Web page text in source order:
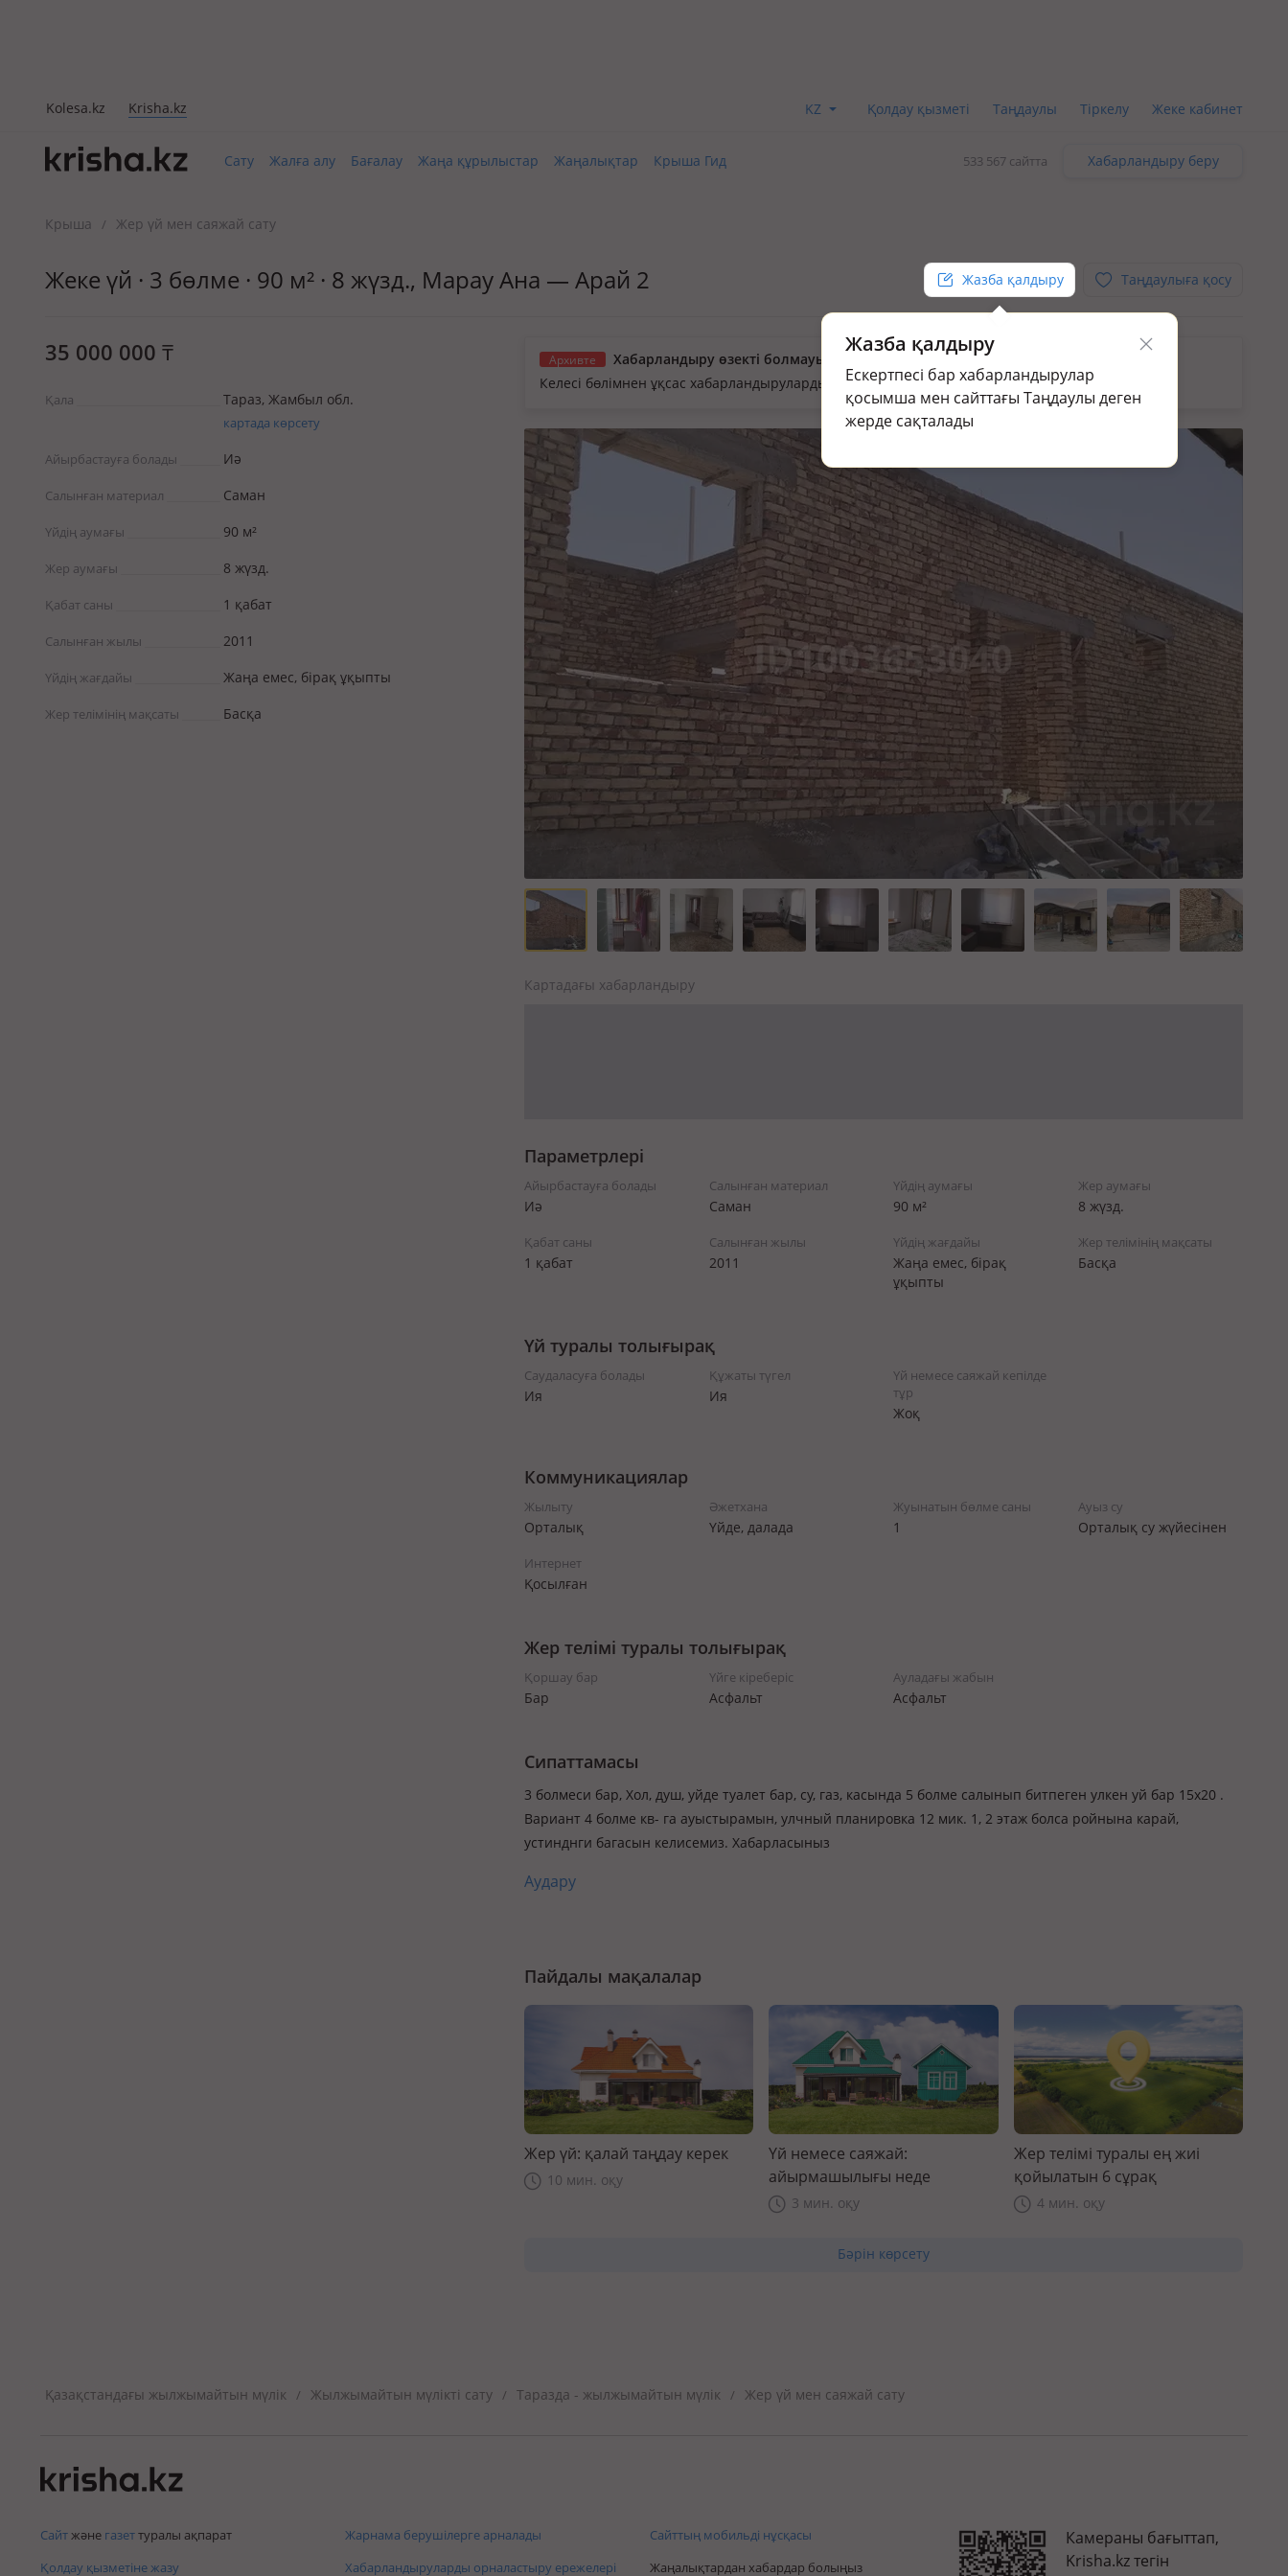
Kolesa.kz Krisha.kz KZ Қолдау қызметі Таңдаулы Тіркелу Жеке кабинет
Сату Жалға алу Бағалау Жаңа құрылыстар Жаңалықтар Крыша Гид 533 567 сайтта Хабарландыру беру
Крыша / Жер үй мен саяжай сату
Жеке үй · 3 бөлме · 90 м² · 8 жүзд., Марау Ана — Арай 2 Жазба қалдыру
Жазба қалдыру
Ескертпесі бар хабарландырулар
қосымша мен сайттағы Таңдаулы деген
жерде сақталады
Таңдаулыға қосу
35 000 000 ₸
Қала Тараз, Жамбыл обл.
картада көрсету
Айырбастауға болады Иә
Салынған материал Саман
Үйдің аумағы 90 м²
Жер аумағы 8 жүзд.
Қабат саны 1 қабат
Салынған жылы 2011
Үйдің жағдайы Жаңа емес, бірақ ұқыпты
Жер телімінің мақсаты Басқа
Архивте
Хабарландыру өзекті болмауы мүмкін.
Келесі бөлімнен ұқсас хабарландыруларды қараңыз: Жер үй мен саяжай сату в Таразе
Картадағы хабарландыру
Параметрлері
Айырбастауға болады
Иә
Салынған материал
Саман
Үйдің аумағы
90 м²
Жер аумағы
8 жүзд.
Қабат саны
1 қабат
Салынған жылы
2011
Үйдің жағдайы
Жаңа емес, бірақ
ұқыпты
Жер телімінің мақсаты
Басқа
Үй туралы толығырақ
Саудаласуға болады
Ия
Құжаты түгел
Ия
Үй немесе саяжай кепілде
тұр
Жоқ
Коммуникациялар
Жылыту
Орталық
Әжетхана
Үйде, далада
Жуынатын бөлме саны
1
Ауыз су
Орталық су жүйесінен
Интернет
Қосылған
Жер телімі туралы толығырақ
Қоршау бар
Бар
Үйге кіреберіс
Асфальт
Ауладағы жабын
Асфальт
Сипаттамасы
3 болмеси бар, Хол, душ, уйде туалет бар, су, газ, касында 5 болме салынып битпеген улкен уй бар 15х20 .
Вариант 4 болме кв- га ауыстырамын, улчный планировка 12 мик. 1, 2 этаж болса ройнына карай,
устинднги багасын келисемиз. Хабарласыныз
Аудару
Пайдалы мақалалар
Жер үй: қалай таңдау керек
10 мин. оқу
Үй немесе саяжай:
айырмашылығы неде
3 мин. оқу
Жер телімі туралы ең жиі
қойылатын 6 сұрақ
4 мин. оқу
Бәрін көрсету
Қазақстандағы жылжымайтын мүлік / Жылжымайтын мүлікті сату / Таразда - жылжымайтын мүлік / Жер үй мен саяжай сату
Сайтжәне газеттуралы ақпарат
Қолдау қызметіне жазу
Жарнама берушілерге арналады
Хабарландыруларды орналастыру ережелері
Сайттың мобильді нұсқасы
Жаңалықтардан хабардар болыңыз
Камераны бағыттап,
Krisha.kz тегін